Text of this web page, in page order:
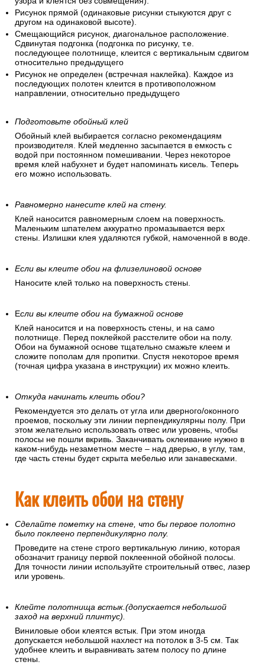
Рисунок прямой (одинаковые рисунки стыкуются друг с
другом на одинаковой высоте).
Смещающийся рисунок, диагональное расположение.
Сдвинутая подгонка (подгонка по рисунку, т.е.
последующее полотнище, клеится с вертикальным сдвигом
относительно предыдущего
Рисунок не определен (встречная наклейка). Каждое из
последующих полотен клеится в противоположном
направлении, относительно предыдущего
Подготовьте обойный клей
Обойный клей выбирается согласно рекомендациям
производителя. Клей медленно засыпается в емкость с
водой при постоянном помешивании. Через некоторое
время клей набухнет и будет напоминать кисель. Теперь
его можно использовать.
Равномерно нанесите клей на стену.
Клей наносится равномерным слоем на поверхность.
Маленьким шпателем аккуратно промазывается верх
стены. Излишки клея удаляются губкой, намоченной в воде.
Если вы клеите обои на флизелиновой основе
Наносите клей только на поверхность стены.
Если вы клеите обои на бумажной основе
Клей наносится и на поверхность стены, и на само
полотнище. Перед поклейкой расстелите обои на полу.
Обои на бумажной основе тщательно смажьте клеем и
сложите пополам для пропитки. Спустя некоторое время
(точная цифра указана в инструкции) их можно клеить.
Откуда начинать клеить обои?
Рекомендуется это делать от угла или дверного/оконного
проемов, поскольку эти линии перпендикулярны полу. При
этом желательно использовать отвес или уровень, чтобы
полосы не пошли вкривь. Заканчивать оклеивание нужно в
каком-нибудь незаметном месте – над дверью, в углу, там,
где часть стены будет скрыта мебелью или занавесками.
Как клеить обои на стену
Сделайте пометку на стене, что бы первое полотно
было поклеено перпендикулярно полу.
Проведите на стене строго вертикальную линию, которая
обозначит границу первой поклеенной обойной полосы.
Для точности линии используйте строительный отвес, лазер
или уровень.
Клейте полотнища встык.(допускается небольшой
заход на верхний плинтус).
Виниловые обои клеятся встык. При этом иногда
допускается небольшой нахлест на потолок в 3-5 см. Так
удобнее клеить и выравнивать затем полосу по длине
стены.